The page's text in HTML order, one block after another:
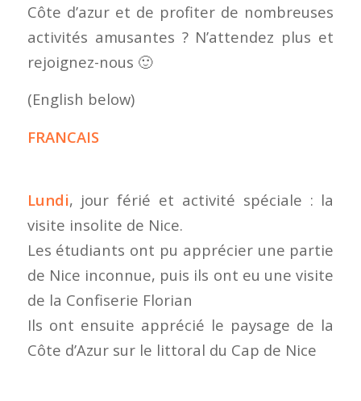
Côte d’azur et de profiter de nombreuses
activités amusantes ? N’attendez plus et
rejoignez-nous 🙂
(English below)
FRANCAIS
Lundi, jour férié et activité spéciale : la
visite insolite de Nice.
Les étudiants ont pu apprécier une partie
de Nice inconnue, puis ils ont eu une visite
de la Confiserie Florian
Ils ont ensuite apprécié le paysage de la
Côte d’Azur sur le littoral du Cap de Nice